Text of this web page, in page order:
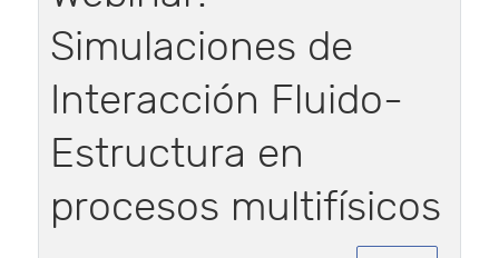
Simulaciones de
Interacción Fluido-
Estructura en
procesos multifísicos